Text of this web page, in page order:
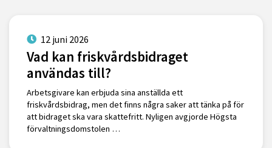
12 juni 2026
Vad kan friskvårdsbidraget
användas till?
Arbetsgivare kan erbjuda sina anställda ett
friskvårdsbidrag, men det finns några saker att tänka på för
att bidraget ska vara skattefritt. Nyligen avgjorde Högsta
förvaltningsdomstolen …